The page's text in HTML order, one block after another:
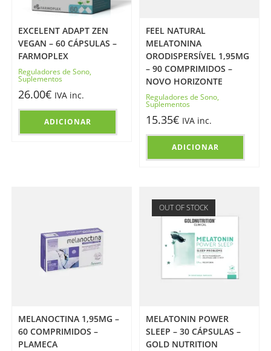
EXCELENT ADAPT ZEN
VEGAN – 60 CÁPSULAS –
FARMOPLEX
Reguladores de Sono,
Suplementos
26.00€ IVA inc.
ADICIONAR
FEEL NATURAL
MELATONINA
ORODISPERSÍVEL 1,95MG
– 90 COMPRIMIDOS –
NOVO HORIZONTE
Reguladores de Sono,
Suplementos
15.35€ IVA inc.
ADICIONAR
MELANOCTINA 1,95MG –
60 COMPRIMIDOS –
PLAMECA
OUT OF STOCK
MELATONIN POWER
SLEEP – 30 CÁPSULAS –
GOLD NUTRITION